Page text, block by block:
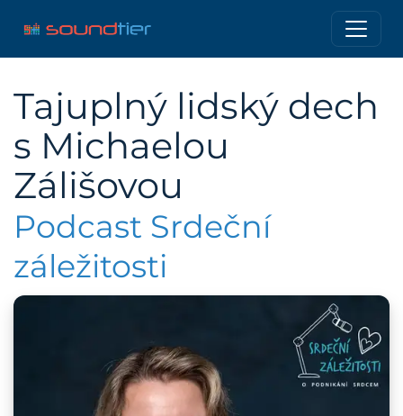
Tajuplný lidský dech
s Michaelou
Zálišovou
Podcast Srdeční
záležitosti